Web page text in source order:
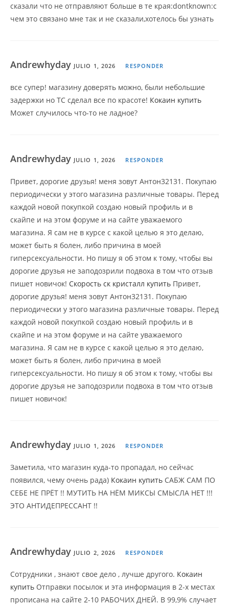
сказали что не отправляют больше в те края:dontknown:с
чем это связано мне так и не сказали,хотелось бы узнать
Andrewhyday JULIO 1, 2026 RESPONDER
все супер! магазину доверять можно, были небольшие
задержки но ТС сделал все по красоте! Кокаин купить
Может случилось что-то не ладное?
Andrewhyday JULIO 1, 2026 RESPONDER
Привет, дорогие друзья! меня зовут Антон32131. Покупаю
периодически у этого магазина различные товары. Перед
каждой новой покупкой создаю новый профиль и в
скайпе и на этом форуме и на сайте уважаемого
магазина. Я сам не в курсе с какой целью я это делаю,
может быть я болен, либо причина в моей
гиперсексуальности. Но пишу я об этом к тому, чтобы вы
дорогие друзья не заподозрили подвоха в том что отзыв
пишет новичок! Скорость ск кристалл купить Привет,
дорогие друзья! меня зовут Антон32131. Покупаю
периодически у этого магазина различные товары. Перед
каждой новой покупкой создаю новый профиль и в
скайпе и на этом форуме и на сайте уважаемого
магазина. Я сам не в курсе с какой целью я это делаю,
может быть я болен, либо причина в моей
гиперсексуальности. Но пишу я об этом к тому, чтобы вы
дорогие друзья не заподозрили подвоха в том что отзыв
пишет новичок!
Andrewhyday JULIO 1, 2026 RESPONDER
Заметила, что магазин куда-то пропадал, но сейчас
появился, чему очень рада) Кокаин купить САБЖ САМ ПО
СЕБЕ НЕ ПРЁТ !! МУТИТЬ НА НЁМ МИКСЫ СМЫСЛА НЕТ !!!
ЭТО АНТИДЕПРЕССАНТ !!
Andrewhyday JULIO 2, 2026 RESPONDER
Сотрудники , знают свое дело , лучше другого. Кокаин
купить Отправки посылок и эта информация в 2-х местах
прописана на сайте 2-10 РАБОЧИХ ДНЕЙ. В 99,9% случает